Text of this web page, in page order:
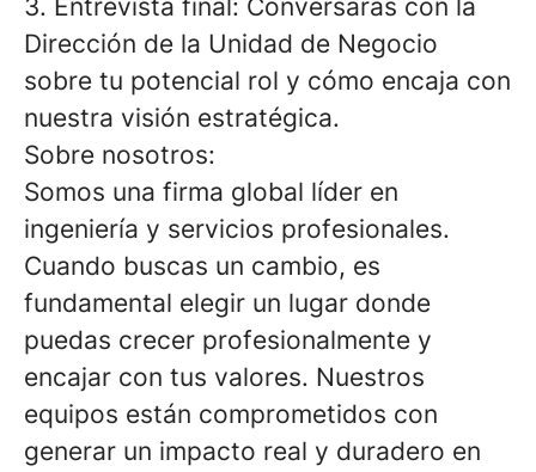
3. Entrevista final: Conversarás con la
Dirección de la Unidad de Negocio
sobre tu potencial rol y cómo encaja con
nuestra visión estratégica.
Sobre nosotros:
Somos una firma global líder en
ingeniería y servicios profesionales.
Cuando buscas un cambio, es
fundamental elegir un lugar donde
puedas crecer profesionalmente y
encajar con tus valores. Nuestros
equipos están comprometidos con
generar un impacto real y duradero en